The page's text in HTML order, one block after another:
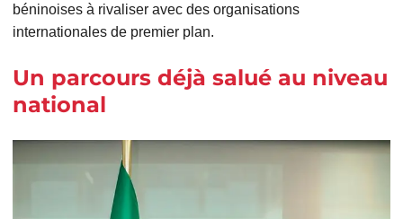
béninoises à rivaliser avec des organisations
internationales de premier plan.
Un parcours déjà salué au niveau
national